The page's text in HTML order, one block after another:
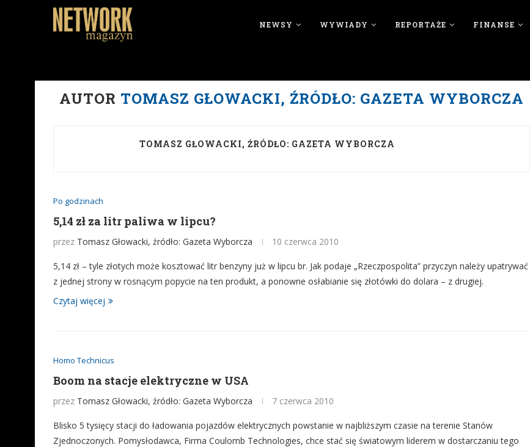
NEWSY WYWIADY REPORTAŻE FINANSE
AUTOR TOMASZ GŁOWACKI, ŹRÓDŁO: GAZETA WYBORCZA
TOMASZ GŁOWACKI, ŹRÓDŁO: GAZETA WYBORCZA
Po godzinach
5,14 zł za litr paliwa w lipcu?
przez Tomasz Głowacki, źródło: Gazeta Wyborcza 10 czerwca 2010
5,14 zł – tyle złotych może kosztować litr benzyny już w lipcu br. Jak podaje „Rzeczpospolita” przyczyn należy upatrywać
z jednej strony w rosnącym popycie na ten produkt, a ponowne osłabianie się złotówki do dolara – z drugiej.
Czytaj więcej
Homo Technicus
Boom na stacje elektryczne w USA
przez Tomasz Głowacki, źródło: Gazeta Wyborcza 7 czerwca 2010
Blisko 5 tysięcy stacji do ładowania pojazdów elektrycznych powstanie w najbliższym czasie na terenie Stanów
Zjednoczonych. Pomysłodawca, Firma Coulomb Technologies, chce stać się światowym liderem w dostarczaniu tego